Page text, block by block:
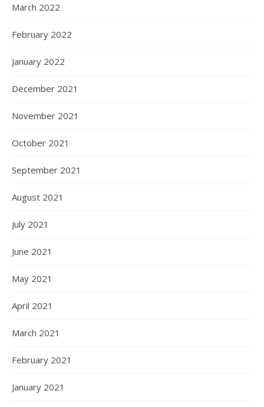
March 2022
February 2022
January 2022
December 2021
November 2021
October 2021
September 2021
August 2021
July 2021
June 2021
May 2021
April 2021
March 2021
February 2021
January 2021